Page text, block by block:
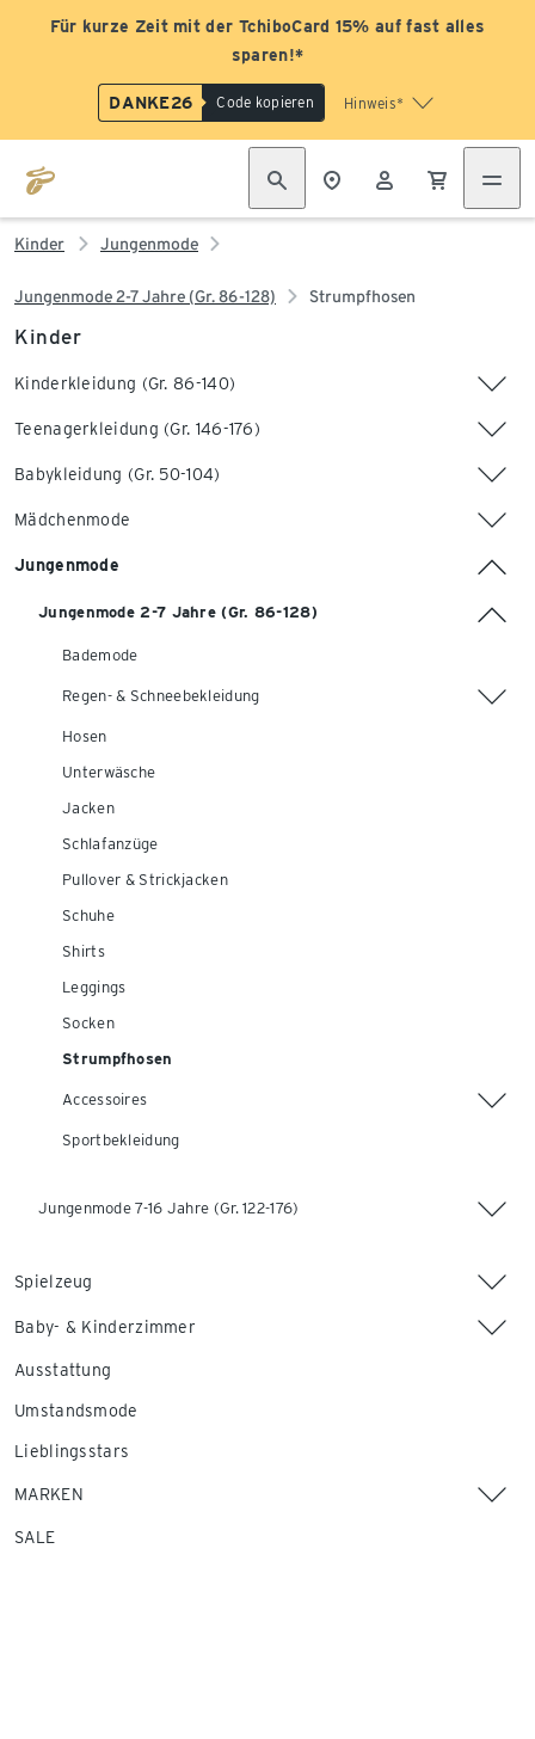
Für kurze Zeit mit der TchiboCard 15% auf fast alles
sparen!*
DANKE26 Code kopieren Hinweis*
Kinder Jungenmode
Jungenmode 2-7 Jahre (Gr. 86-128) Strumpfhosen
Kinder
Kinderkleidung (Gr. 86-140)
Teenagerkleidung (Gr. 146-176)
Babykleidung (Gr. 50-104)
Mädchenmode
Jungenmode
Jungenmode 2-7 Jahre (Gr. 86-128)
Bademode
Regen- & Schneebekleidung
Hosen
Unterwäsche
Jacken
Schlafanzüge
Pullover & Strickjacken
Schuhe
Shirts
Leggings
Socken
Strumpfhosen
Accessoires
Sportbekleidung
Jungenmode 7-16 Jahre (Gr. 122-176)
Spielzeug
Baby- & Kinderzimmer
Ausstattung
Umstandsmode
Lieblingsstars
MARKEN
SALE